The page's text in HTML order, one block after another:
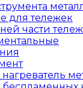
для тележек
части